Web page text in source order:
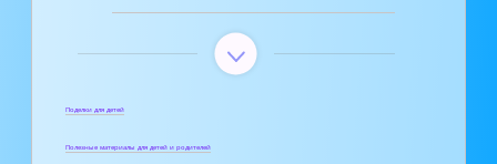
Поделки для детей
Полезные материалы для детей и родителей